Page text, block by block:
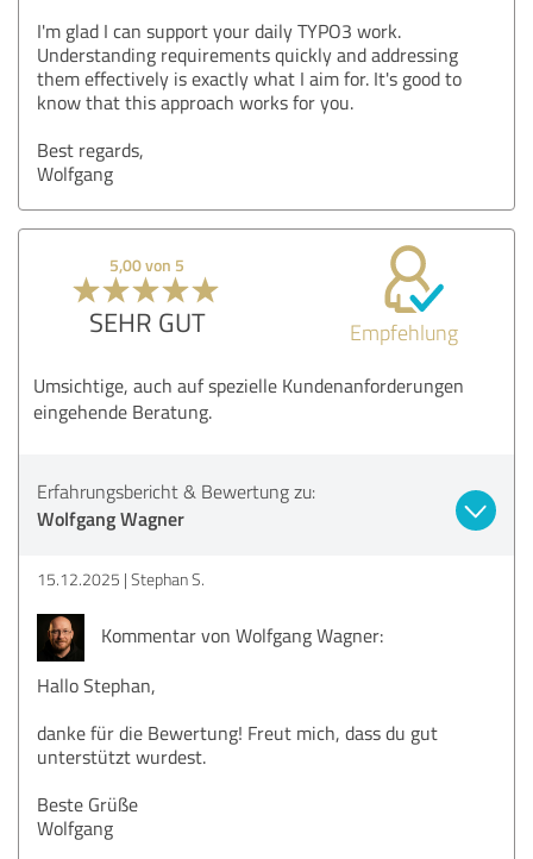
I'm glad I can support your daily TYPO3 work.
Understanding requirements quickly and addressing
them effectively is exactly what I aim for. It's good to
know that this approach works for you.
Best regards,
Wolfgang
5,00 von 5
SEHR GUT Empfehlung
Umsichtige, auch auf spezielle Kundenanforderungen
eingehende Beratung.
Erfahrungsbericht & Bewertung zu:
Wolfgang Wagner
15.12.2025 Stephan S.
Kommentar von Wolfgang Wagner:
Hallo Stephan,
danke für die Bewertung! Freut mich, dass du gut
unterstützt wurdest.
Beste Grüße
Wolfgang